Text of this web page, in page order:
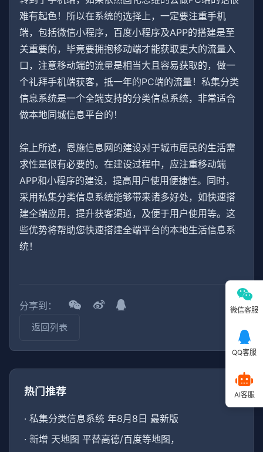
难有起色！所以在系统的选择上，一定要注重手机
端，包括微信小程序，百度小程序及APP的搭建是至
关重要的，毕竟要拥抱移动端才能获取更大的流量入
口，注意移动端的流量是相当大且容易获取的，做一
个礼拜手机端获客，抵一年的PC端的流量！私集分类
信息系统是一个全端支持的分类信息系统，非常适合
做本地同城信息平台的！
综上所述，恩施信息网的建设对于城市居民的生活需
求性是很有必要的。在建设过程中，应注重移动端
APP和小程序的建设，提高用户使用便捷性。同时，
采用私集分类信息系统能够带来诸多好处，如快速搭
建全端应用，提升获客渠道，及便于用户使用等。这
些优势将帮助您快速搭建全端平台的本地生活信息系
统！
分享到：
返回列表
热门推荐
· 私集分类信息系统 年8月8日 最新版
· 新增 天地图 平替高德/百度等地图，
微信客服
QQ客服
AI客服